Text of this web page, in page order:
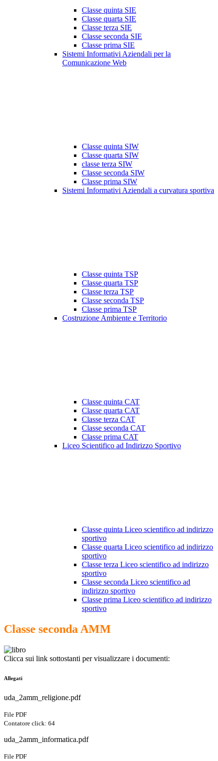
Classe quinta SIE
Classe quarta SIE
Classe terza SIE
Classe seconda SIE
Classe prima SIE
Sistemi Informativi Aziendali per la
Comunicazione Web
Classe quinta SIW
Classe quarta SIW
classe terza SIW
Classe seconda SIW
Classe prima SIW
Sistemi Informativi Aziendali a curvatura sportiva
Classe quinta TSP
Classe quarta TSP
Classe terza TSP
Classe seconda TSP
Classe prima TSP
Costruzione Ambiente e Territorio
Classe quinta CAT
Classe quarta CAT
Classe terza CAT
Classe seconda CAT
Classe prima CAT
Liceo Scientifico ad Indirizzo Sportivo
Classe quinta Liceo scientifico ad indirizzo
sportivo
Classe quarta Liceo scientifico ad indirizzo
sportivo
Classe terza Liceo scientifico ad indirizzo
sportivo
Classe seconda Liceo scientifico ad
indirizzo sportivo
Classe prima Liceo scientifico ad indirizzo
sportivo
Classe seconda AMM
Clicca sui link sottostanti per visualizzare i documenti:
Allegati
uda_2amm_religione.pdf
File PDF
Contatore click: 64
uda_2amm_informatica.pdf
File PDF